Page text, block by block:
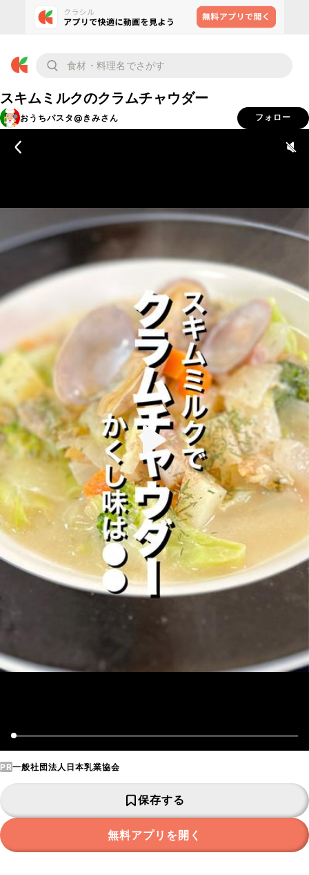
スキムミルクのクラムチャウダー
おうちパスタ@きみさん フォロー
PR一般社団法人日本乳業協会
保存する
無料アプリを開く